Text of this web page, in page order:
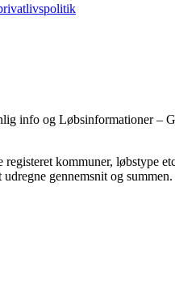
info og Løbsinformationer –
kommuner, løbstype
gennemsnit og summen.